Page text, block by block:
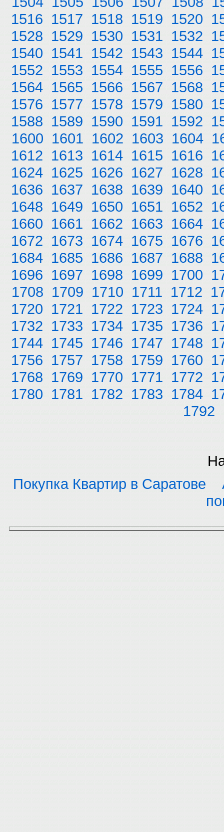
1516 1517 1518 1519 1520
1528 1529 1530 1531 1532
1540 1541 1542 1543 1544
1552 1553 1554 1555 1556
1564 1565 1566 1567 1568
1576 1577 1578 1579 1580
1588 1589 1590 1591 1592
1600 1601 1602 1603 1604
1612 1613 1614 1615 1616
1624 1625 1626 1627 1628
1636 1637 1638 1639 1640
1648 1649 1650 1651 1652
1660 1661 1662 1663 1664
1672 1673 1674 1675 1676
1684 1685 1686 1687 1688
1696 1697 1698 1699 1700
1708 1709 1710 1711 1712
1720 1721 1722 1723 1724
1732 1733 1734 1735 1736
1744 1745 1746 1747 1748
1756 1757 1758 1759 1760
1768 1769 1770 1771 1772
1780 1781 1782 1783 1784
1792
Покупка Квартир в Саратове